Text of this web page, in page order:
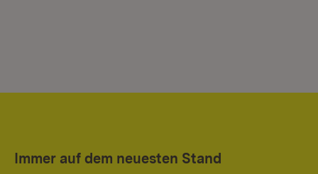
Immer auf dem neuesten Stand